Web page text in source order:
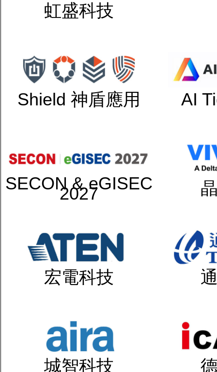
虹盛科技
Shield 神盾應用 AI
SECON & eGISEC
2027
宏電科技
城智科技